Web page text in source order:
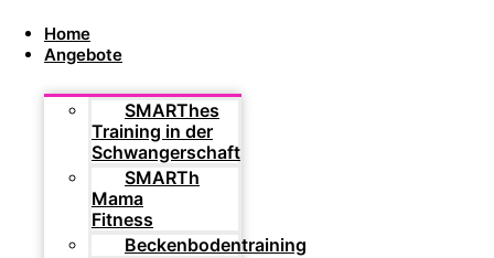
Home
Angebote
SMARThes
Training in der
Schwangerschaft
SMARTh
Mama
Fitness
Beckenbodentraining